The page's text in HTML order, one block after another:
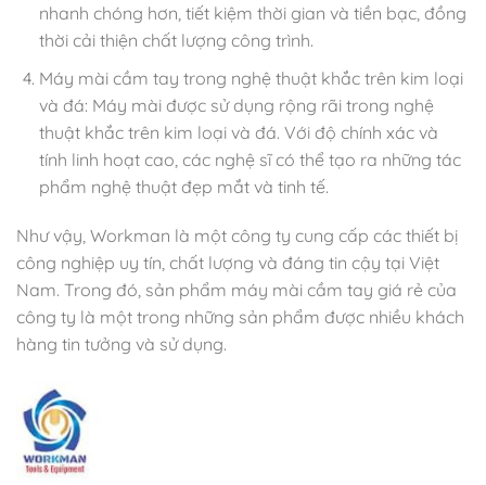
nhanh chóng hơn, tiết kiệm thời gian và tiền bạc, đồng
thời cải thiện chất lượng công trình.
Máy mài cầm tay trong nghệ thuật khắc trên kim loại
và đá: Máy mài được sử dụng rộng rãi trong nghệ
thuật khắc trên kim loại và đá. Với độ chính xác và
tính linh hoạt cao, các nghệ sĩ có thể tạo ra những tác
phẩm nghệ thuật đẹp mắt và tinh tế.
Như vậy, Workman là một công ty cung cấp các thiết bị
công nghiệp uy tín, chất lượng và đáng tin cậy tại Việt
Nam. Trong đó, sản phẩm máy mài cầm tay giá rẻ của
công ty là một trong những sản phẩm được nhiều khách
hàng tin tưởng và sử dụng.